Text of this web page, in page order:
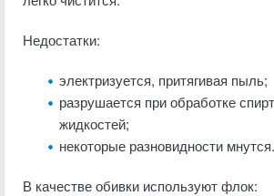
Недостатки:
электризуется, притягивая пыль;
разрушается при обработке
жидкостей;
некоторые разновидности мнутся.
В качестве обивки используют флок: